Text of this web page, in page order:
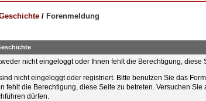
/ Forenmeldung
nicht eingeloggt oder Ihnen fehlt die Berechtigung,
nicht eingeloggt oder registriert. Bitte benutzen Sie das
fehlt die Berechtigung, diese Seite zu betreten. Versuchen
dürfen.